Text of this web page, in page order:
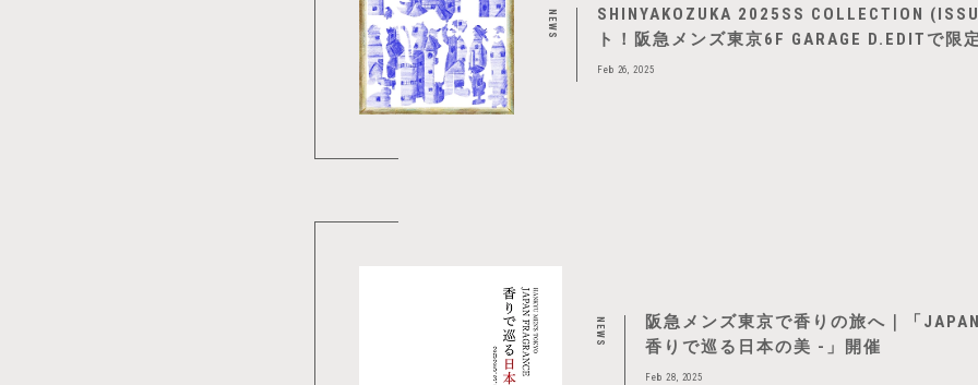
NEWS
SHINYAKOZUKA 2025SS COLLECTION
ト！阪急メンズ東京6F GARAGE D.EDITで限
売も
Feb 26, 2025
NEWS
阪急メンズ東京で香りの旅へ｜「
香りで巡る日本の美 -」開催
Feb 28, 2025